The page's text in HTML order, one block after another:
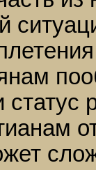
статус